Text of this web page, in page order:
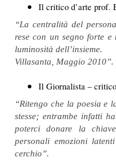
Il critico d’arte prof.
“La centralità del
rese con un segno forte e
luminosità dell’insieme.
Villasanta, Maggio 2010”.
Il Giornalista –
“Ritengo che la poesia e
stesse; entrambe infatti
poterci donare la
personali emozioni
cerchio”.